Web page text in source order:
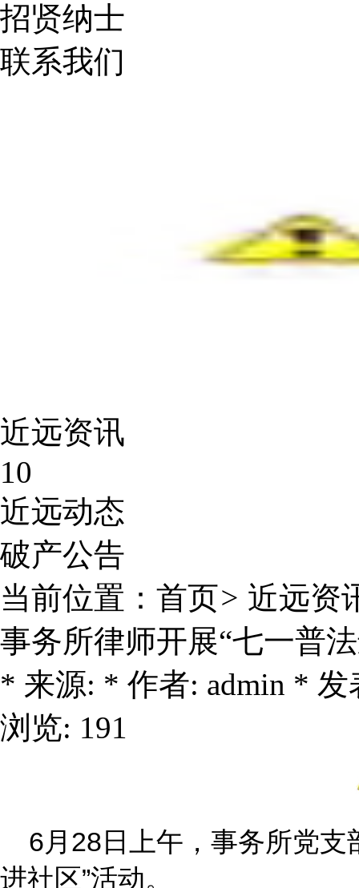
招贤纳士
联系我们
近远资讯
10
近远动态
破产公告
当前位置： 首页> 近远资
事务所律师开展“七一普
* 来源: * 作者: admin * 发
浏览: 191
6月28日上午，事务所党支
进社区”活动。